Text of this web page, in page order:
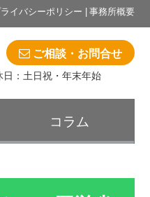
イバシーポリシー 事務所概要
ご相談・お問合せ
：土日祝・年末年始
コラム